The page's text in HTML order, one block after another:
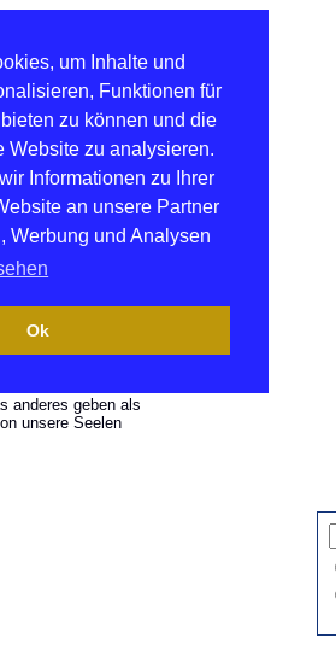
um Inhalte und
Funktionen für
zu können und die
Website zu analysieren.
Informationen zu Ihrer
an unsere Partner
Werbung und Analysen
Ok
anderes geben als
unsere Seelen